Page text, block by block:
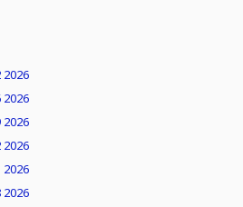
2026
2026
2026
2026
2026
2026